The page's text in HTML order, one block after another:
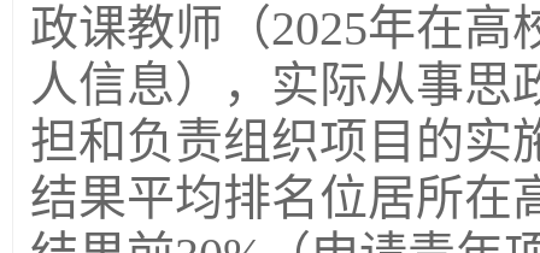
政课教师（2025年在
人信息），实际从事思
担和负责组织项目的实
结果平均排名位居所在